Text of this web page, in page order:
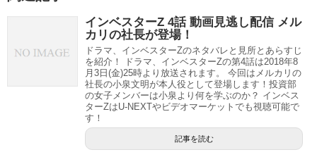
インベスターZ 4話 動画見逃し配信 メル
カリの社長が登場！
ドラマ、インベスターZのネタバレと見所とあらすじ
を紹介！ ドラマ、インベスターZの第4話は2018年8
月3日(金)25時より放送されます。 今回はメルカリの
社長の小泉文明が本人役として登場します！投資部
の女子メンバーは小泉より何を学ぶのか？ インベス
ターZはU-NEXTやビデオマーケットでも視聴可能で
す！
記事を読む